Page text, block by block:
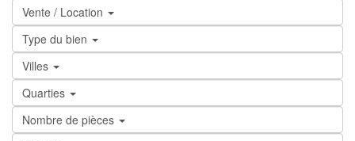
Vente / Location
Type du bien
Villes
Quarties
Nombre de pièces